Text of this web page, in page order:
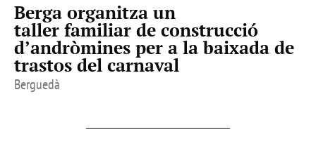
Berga organitza un
taller familiar de construcció
d’andròmines per a la baixada de
trastos del carnaval
Berguedà